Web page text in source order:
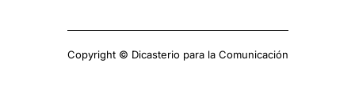
Copyright © Dicasterio para la Comunicación